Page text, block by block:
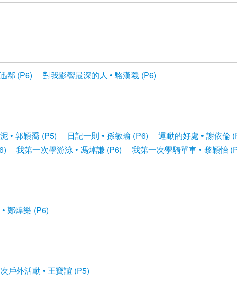
郗 (P6) 對我影響最深的人 • 駱漢羲 (P6)
• 郭穎喬 (P5) 日記一則 • 孫敏瑜 (P6)
運動的好處 • 謝依倫
我第一次學游泳 • 馮焯謙 (P6) 我第一次學騎單車 • 黎穎怡
鄭煒樂 (P6)
戶外活動 • 王寶誼 (P5)